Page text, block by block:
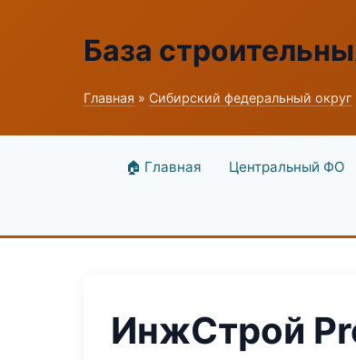
База
Главная » Сибирский федеральный округ
🏠 Главная Центральный ФО
ИнжСтрой